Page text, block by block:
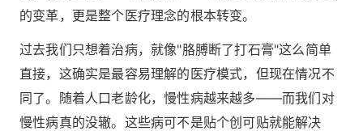
的变革，更是整个医疗理念的根本转变。
过去我们只想着治病，就像"胳膊断了打石膏"这么简单
直接，这确实是最容易理解的医疗模式，但现在情况不
同了。随着人口老龄化，慢性病越来越多——而我们对
慢性病真的没辙。这些病可不是贴个创可贴就能解决